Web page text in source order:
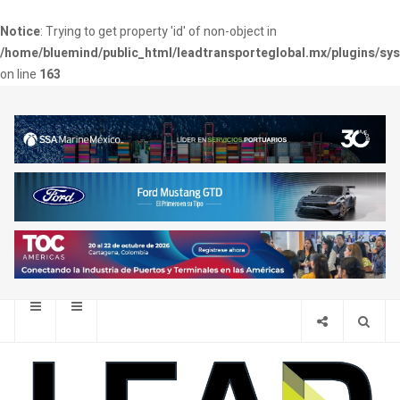
Notice: Trying to get property 'id' of non-object in
/home/bluemind/public_html/leadtransporteglobal.mx/plugins/
on line 163